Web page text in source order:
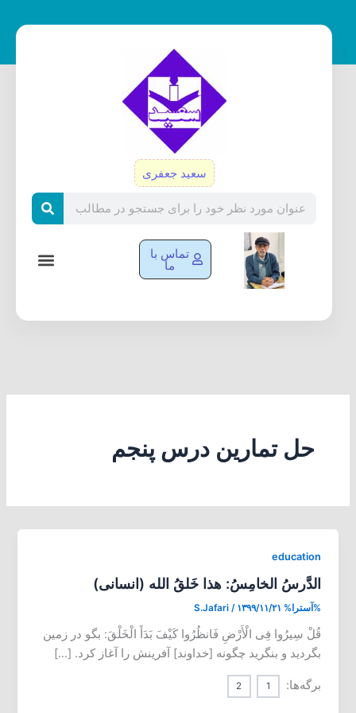
سعید جعفری
تماس با
ما
حل تمارین درس پنجم
education
الدَّرسُ الخامِسُ:‌ هذا خَلقُ الله (انسانی)
%آسترا% S.Jafari / ۱۳۹۹/۱۱/۲۱
قُلْ سِیرُوا فِی الْأَرْضِ فَانظُرُوا کَیْفَ بَدَأَ الْخَلْقَ: بگو در زمین
بگردید و بنگرید چگونه [خداوند] آفرینش را آغاز کرد. […]
برگه‌ها: 1
2